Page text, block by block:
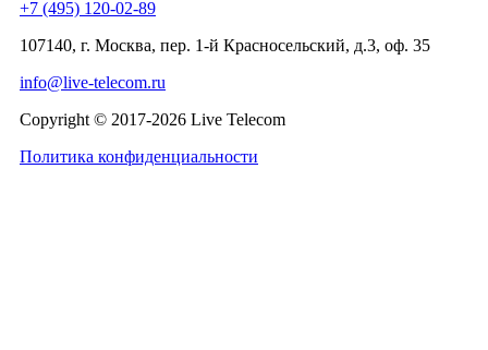
+7 (495) 120-02-89
107140, г. Москва, пер. 1-й Красносельский, д.3, оф. 35
info@live-telecom.ru
Copyright © 2017-2026 Live Telecom
Политика конфиденциальности